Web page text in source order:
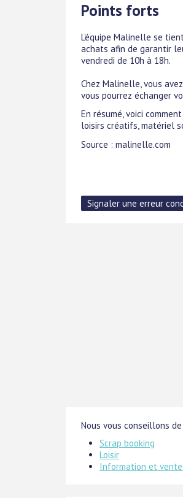
Points forts
L'équipe Malinelle se
achats afin de garantir
vendredi de 10h à 18h.
Chez Malinelle, vous
vous pourrez échanger
En résumé, voici
loisirs créatifs, matériel
Source : malinelle.com
Nous vous conseillons
Scrap booking
Loisir
Information et vente